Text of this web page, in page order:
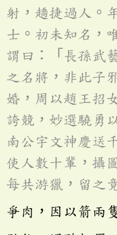
射，趫捷過人。
士。初未知名，
謂曰：「長孫武
之名將，非此子
婚，周以趙王招
誇競，妙選驍勇
南公宇文神慶送
使人數十輩，攝
每共游獵，留之
爭肉，因以箭兩